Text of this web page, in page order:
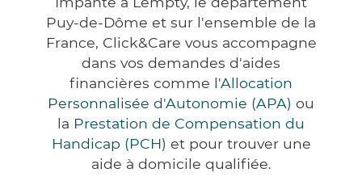
Puy-de-Dôme et sur l'ensemble de la
France, Click&Care vous accompagne
dans vos demandes d'aides
financières comme l'Allocation
Personnalisée d'Autonomie (APA) ou
la Prestation de Compensation du
Handicap (PCH) et pour trouver une
aide à domicile qualifiée.